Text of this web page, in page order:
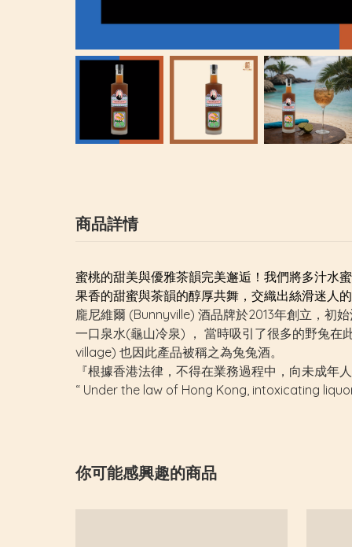
商品詳情
蜜桃的甜美與優雅茶韻完美邂逅！我們將多汁水
果香的甜蜜與茶韻的醇厚共舞，交織出絲滑迷人
龐尼維爾 (Bunnyville) 酒品牌於2013年創立，初
一口泉水(龜山冷泉) ， 當時吸引了很多的野兔在
village) 也因此產品被稱之為兔兔酒。
『根據香港法律，不得在業務過程中，向未成年
“ Under the law of Hong Kong, intoxicating
你可能感興趣的商品